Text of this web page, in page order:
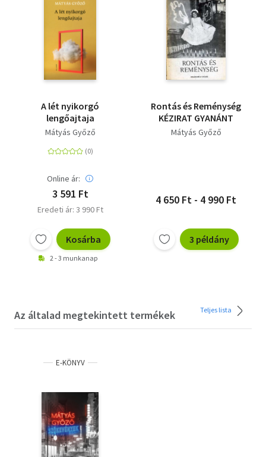
A lét nyikorgó
lengőajtaja
Mátyás Győző
Online ár:
3 591 Ft
Eredeti ár: 3 990 Ft
Kosárba
2 - 3 munkanap
Rontás és Reménység
KÉZIRAT GYANÁNT
Mátyás Győző
4 650 Ft - 4 990 Ft
3 példány
Az általad megtekintett termékek Teljes lista
E-KÖNYV